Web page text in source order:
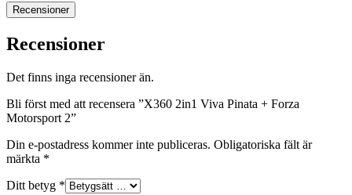
Recensioner
Recensioner
Det finns inga recensioner än.
Bli först med att recensera ”X360 2in1 Viva Pinata + Forza
Motorsport 2”
Din e-postadress kommer inte publiceras. Obligatoriska fält är
märkta *
Ditt betyg *